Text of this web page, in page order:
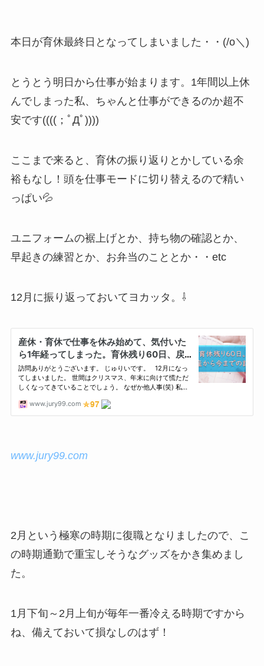
本日が育休最終日となってしまいました・・(/o＼)
とうとう明日から仕事が始まります。1年間以上休
んでしまった私、ちゃんと仕事ができるのか超不
安です((((；ﾟДﾟ))))
ここまで来ると、育休の振り返りとかしている余
裕もなし！頭を仕事モードに切り替えるので精い
っぱい💦
ユニフォームの裾上げとか、持ち物の確認とか、
早起きの練習とか、お弁当のこととか・・etc
12月に振り返っておいてヨカッタ。⇩
www.jury99.com
2月という極寒の時期に復職となりましたので、こ
の時期通勤で重宝しそうなグッズをかき集めまし
た。
1月下旬～2月上旬が毎年一番冷える時期ですから
ね、備えておいて損なしのはず！